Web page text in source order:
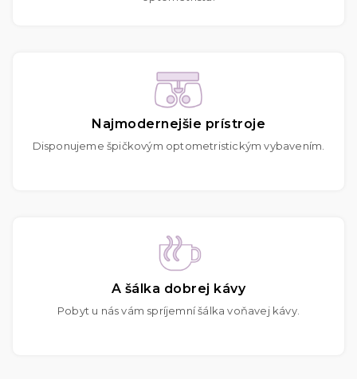
Najmodernejšie prístroje
Disponujeme špičkovým optometristickým vybavením.
A šálka dobrej kávy
Pobyt u nás vám spríjemní šálka voňavej kávy.